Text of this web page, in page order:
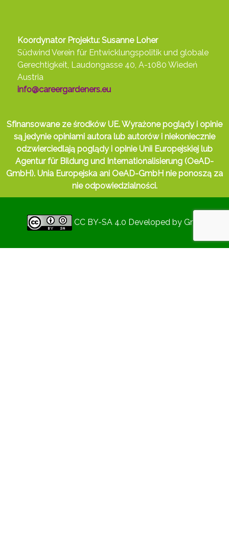
Koordynator Projektu: Susanne Loher
Südwind Verein für Entwicklungspolitik und globale
Gerechtigkeit, Laudongasse 40, A-1080 Wiedeń
Austria
info@careergardeners.eu
Sfinansowane ze środków UE. Wyrażone poglądy i opinie
są jedynie opiniami autora lub autorów i niekoniecznie
odzwierciedlają poglądy i opinie Unii Europejskiej lub
Agentur für Bildung und Internationalisierung (OeAD-
GmbH). Unia Europejska ani OeAD-GmbH nie ponoszą za
nie odpowiedzialności.
CC BY-SA 4.0 Developed by Gryd